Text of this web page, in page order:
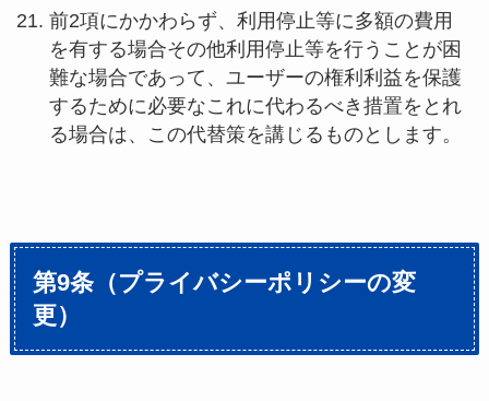
前2項にかかわらず、利用停止等に多額の費用
を有する場合その他利用停止等を行うことが困
難な場合であって、ユーザーの権利利益を保護
するために必要なこれに代わるべき措置をとれ
る場合は、この代替策を講じるものとします。
第9条（プライバシーポリシーの変
更）